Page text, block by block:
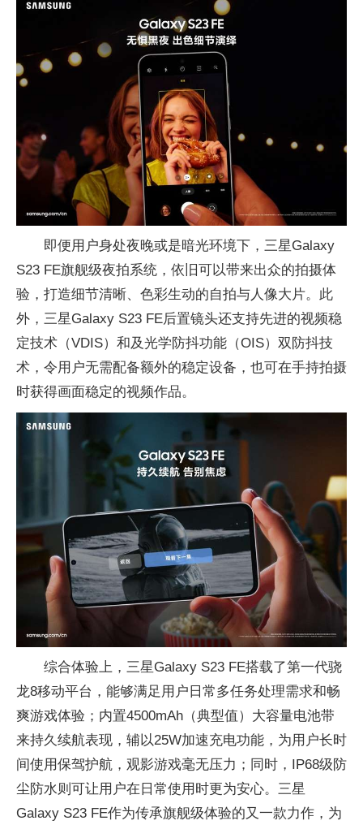
即便用户身处夜晚或是暗光环境下，三星Galaxy
S23 FE旗舰级夜拍系统，依旧可以带来出众的拍摄体
验，打造细节清晰、色彩生动的自拍与人像大片。此
外，三星Galaxy S23 FE后置镜头还支持先进的视频稳
定技术（VDIS）和及光学防抖功能（OIS）双防抖技
术，令用户无需配备额外的稳定设备，也可在手持拍摄
时获得画面稳定的视频作品。
综合体验上，三星Galaxy S23 FE搭载了第一代骁
龙8移动平台，能够满足用户日常多任务处理需求和畅
爽游戏体验；内置4500mAh（典型值）大容量电池带
来持久续航表现，辅以25W加速充电功能，为用户长时
间使用保驾护航，观影游戏毫无压力；同时，IP68级防
尘防水则可让用户在日常使用时更为安心。三星
Galaxy S23 FE作为传承旗舰级体验的又一款力作，为